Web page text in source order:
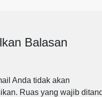
Balasan
Anda tidak akan
Ruas yang wajib